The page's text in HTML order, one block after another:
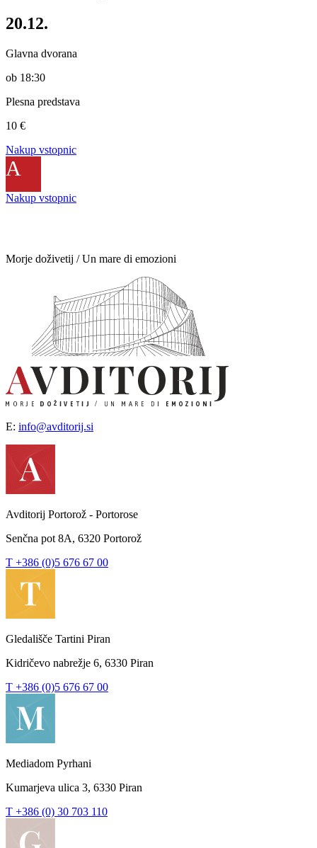
20.12.
Glavna dvorana
ob 18:30
Plesna predstava
10 €
Nakup vstopnic
A
Nakup vstopnic
Morje doživetij / Un mare di emozioni
E: info@avditorij.si
Avditorij Portorož - Portorose
Senčna pot 8A, 6320 Portorož
T +386 (0)5 676 67 00
Gledališče Tartini Piran
Kidričevo nabrežje 6, 6330 Piran
T +386 (0)5 676 67 00
Mediadom Pyrhani
Kumarjeva ulica 3, 6330 Piran
T +386 (0) 30 703 110